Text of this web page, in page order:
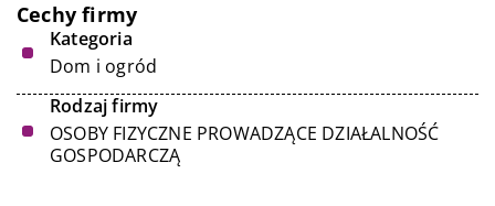
Cechy firmy
Kategoria
Dom i ogród
Rodzaj firmy
OSOBY FIZYCZNE PROWADZĄCE DZIAŁALNOŚĆ
GOSPODARCZĄ